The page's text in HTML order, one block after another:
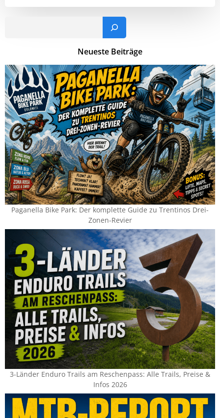
Neueste Beiträge
Paganella Bike Park: Der komplette Guide zu Trentinos Drei-
Zonen-Revier
3-Länder Enduro Trails am Reschenpass: Alle Trails, Preise &
Infos 2026